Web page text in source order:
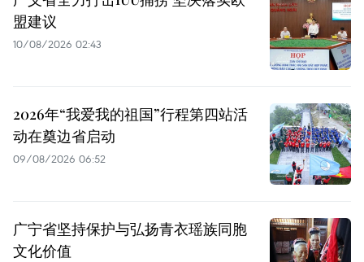
盟建议
10/08/2026 02:43
2026年“我爱我的祖国”行程第四站活
动在奠边省启动
09/08/2026 06:52
广宁省坚持保护与弘扬青衣瑶族同胞
文化价值